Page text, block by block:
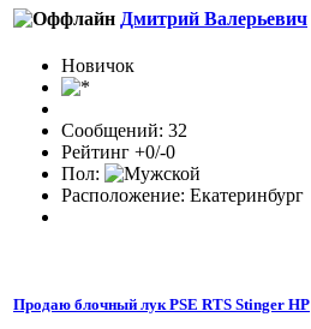
Дмитрий Валерьевич
Новичок
Сообщений: 32
Рейтинг +0/-0
Пол:
Расположение: Екатеринбург
Продаю блочный лук PSE RTS Stinger HP